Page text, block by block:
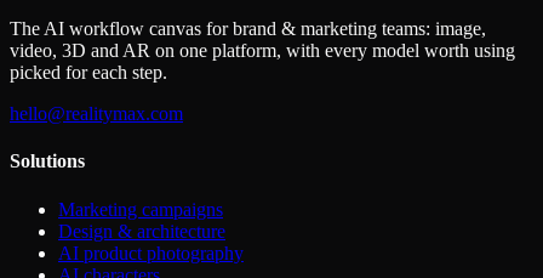
The AI workflow canvas for brand & marketing teams: image,
video, 3D and AR on one platform, with every model worth using
picked for each step.
hello@realitymax.com
Solutions
Marketing campaigns
Design & architecture
AI product photography